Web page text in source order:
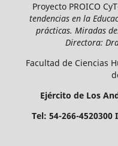
Proyecto PROICO
tendencias en la
prácticas. Miradas
Directora:
Facultad de Ciencias
Ejército de Los
Tel: 54-266-